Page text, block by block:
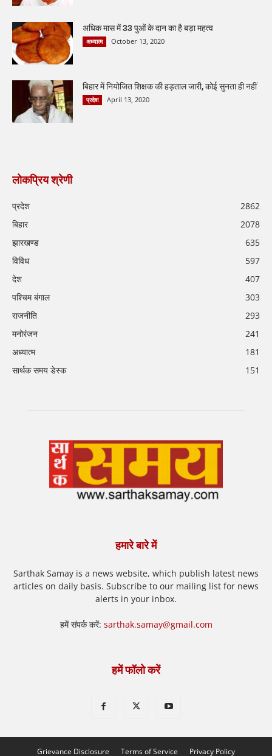
अधिक मास में 33 पुओं के दान का है बड़ा महत्व
अध्यात्म October 13, 2020
बिहार में नियोजित शिक्षक की हड़ताल जारी, कोई सुनता ही नहीं
प्रदेश April 13, 2020
लोकप्रिय श्रेणी
प्रदेश
2862
बिहार
2078
झारखण्ड
635
विविध
597
देश
407
पश्चिम बंगाल
303
राजनीति
293
मनोरंजन
241
अध्यात्म
181
सार्थक समय डेस्क
151
हमारे बारे में
Sarthak Samay is a news website, which publish latest news
articles on daily basis. Subscribe to our mailing list for news
alerts in your inbox.
हमें संपर्क करें: sarthak.samay@gmail.com
हमें फॉलो करें
Grievance Disclosure Terms of Service Privacy Policy